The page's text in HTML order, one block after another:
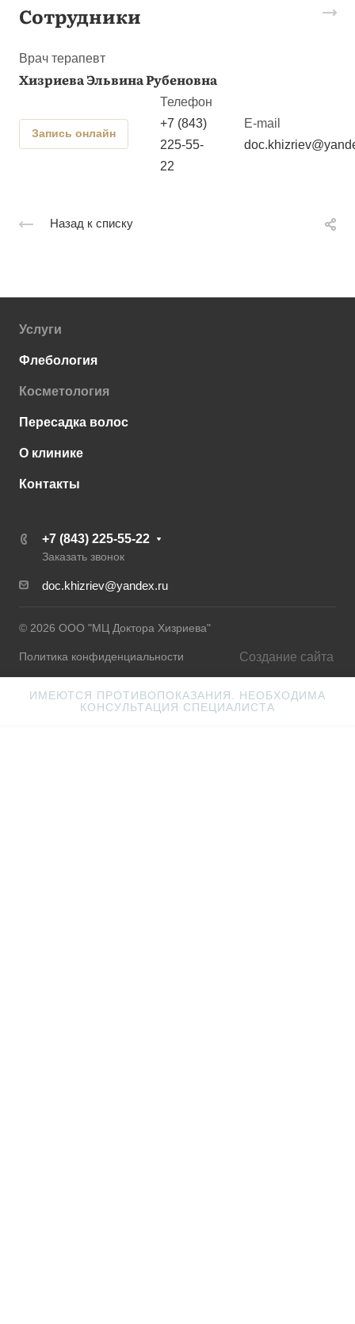
Сотрудники
Врач терапевт
Хизриева Эльвина Рубеновна
Запись онлайн
Телефон
+7 (843)
225-55-
22
E-mail
Назад к списку
Услуги
Флебология
Косметология
Пересадка волос
О клинике
Контакты
+7 (843) 225-55-22
Заказать звонок
doc.khizriev@yandex.ru
© 2026 ООО "МЦ Доктора Хизриева"
Политика конфиденциальности Создание сайта
ИМЕЮТСЯ ПРОТИВОПОКАЗАНИЯ. НЕОБХОДИМА
КОНСУЛЬТАЦИЯ СПЕЦИАЛИСТА